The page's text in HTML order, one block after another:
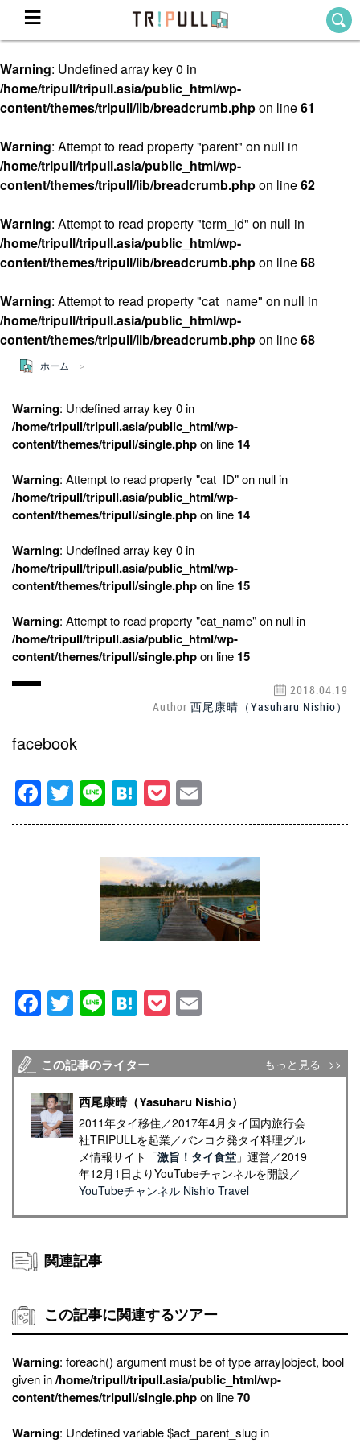
ホーム
Theme
テーマから探す
TRIPULLブログ
About
私たちについて
Warning: Undefined array key 0 in
/home/tripull/tripull.asia/public_html/wp-
content/themes/tripull/lib/breadcrumb.phpon line61
Warning: Attempt to read property "parent" on null in
/home/tripull/tripull.asia/public_html/wp-
content/themes/tripull/lib/breadcrumb.phpon line62
Warning: Attempt to read property "term_id" on null in
/home/tripull/tripull.asia/public_html/wp-
content/themes/tripull/lib/breadcrumb.phpon line68
Warning: Attempt to read property "cat_name" on null in
/home/tripull/tripull.asia/public_html/wp-
content/themes/tripull/lib/breadcrumb.phpon line68
ホーム
Warning: Undefined array key 0 in
/home/tripull/tripull.asia/public_html/wp-
content/themes/tripull/single.phpon line 14
Warning: Attempt to read property "cat_ID" on null in
/home/tripull/tripull.asia/public_html/wp-
content/themes/tripull/single.phpon line 14
Warning: Undefined array key 0 in
/home/tripull/tripull.asia/public_html/wp-
content/themes/tripull/single.phpon line 15
Warning: Attempt to read property "cat_name" on null in
/home/tripull/tripull.asia/public_html/wp-
content/themes/tripull/single.phpon line 15
2018.04.19
Author 西尾康晴（Yasuharu Nishio）
facebook
Facebook
Twitter
LineHatenaPocket
Facebook
Twitter
LineHatenaPocket
この記事のライター もっと見る
西尾康晴（Yasuharu Nishio）
2011年タイ移住／2017年4月タイ国内旅行会
社TRIPULLを起業／バンコク発タイ料理グル
メ情報サイト「激旨！タイ食堂」運営／2019
年12月1日よりYouTubeチャンネルを開設／
YouTubeチャンネル Nishio Travel
関連記事
この記事に関連するツアー
Warning: foreach() argument must be of type array|object, bool
given in/home/tripull/tripull.asia/public_html/wp-
content/themes/tripull/single.phpon line70
Warning: Undefined variable $act_parent_slug in